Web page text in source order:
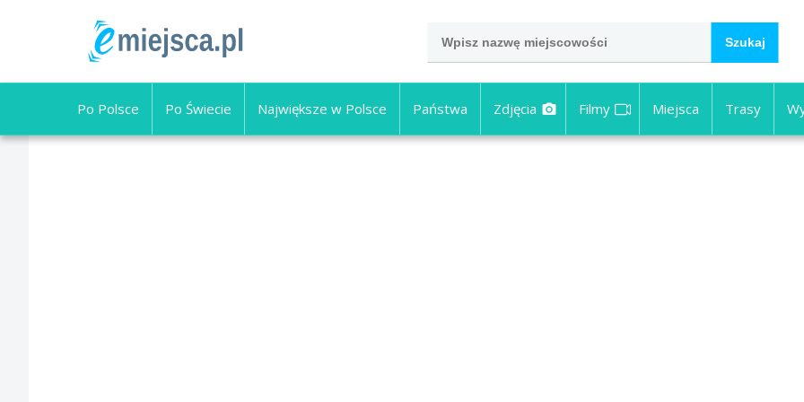
Po Polsce Po Świecie Największe w Polsce Państwa Zdjęcia Filmy Miejsca Trasy